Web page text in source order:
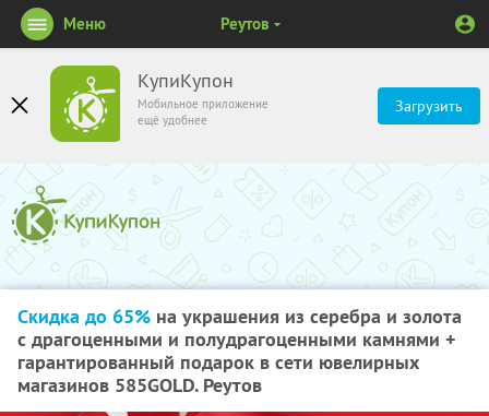
КупиКупон
Мобильное приложение
ещё удобнее
Загрузить
Меню Реутов
Скидка до 65% на украшения из серебра и золота
с драгоценными и полудрагоценными камнями +
гарантированный подарок в сети ювелирных
магазинов 585GOLD. Реутов